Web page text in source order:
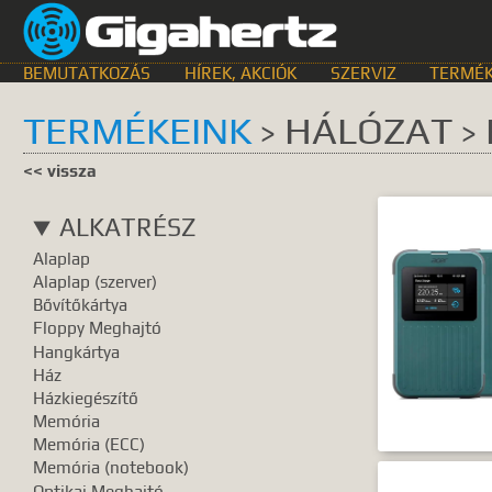
BEMUTATKOZÁS HÍREK, AKCIÓK SZERVIZ
KERESÉS HELYE
egyik sem
GyIK.
Gyártók
TALÁLATOK
Meg kell
TERMÉKEINK > HÁLÓZAT >
<< vissza
ALKATRÉSZ
Alaplap
Alaplap (szerver)
Bővítőkártya
Floppy Meghajtó
Hangkártya
Ház
Házkiegészítő
Memória
Memória (ECC)
Memória (notebook)